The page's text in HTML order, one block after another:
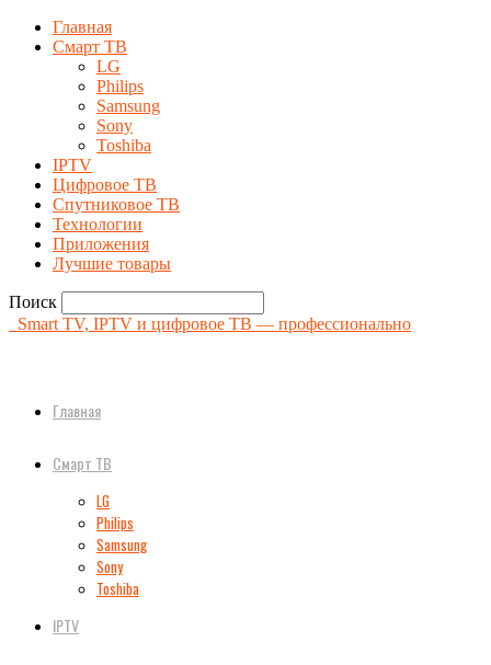
Главная
Смарт ТВ
LG
Philips
Samsung
Sony
Toshiba
IPTV
Цифровое ТВ
Спутниковое ТВ
Технологии
Приложения
Лучшие товары
Поиск
Smart TV, IPTV и цифровое ТВ — профессионально
Главная
Смарт ТВ
LG
Philips
Samsung
Sony
Toshiba
IPTV